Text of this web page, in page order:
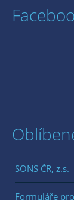
SONS ČR, z.s.
Formuláře